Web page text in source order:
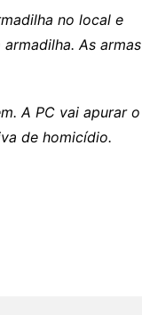
no local e
As armas
A PC vai apurar o
de homicídio.